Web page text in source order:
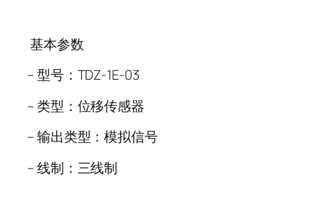
基本参数
–型号： TDZ-1E-03
–类型：位移传感器
–输出类型：模拟信号
–线制：三线制